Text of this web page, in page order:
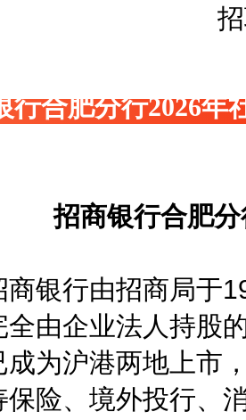
行合肥分行2026年
招商银行合肥
行由招商局于
全由企业法人持股
成为沪港两地上市
保险、境外投行、